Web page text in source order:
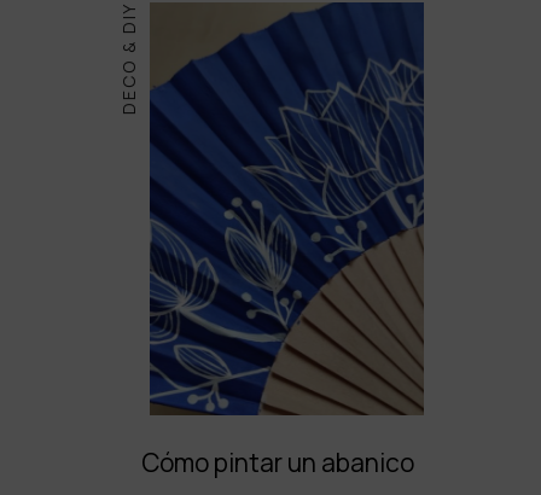
DECO & DIY
Cómo pintar un abanico